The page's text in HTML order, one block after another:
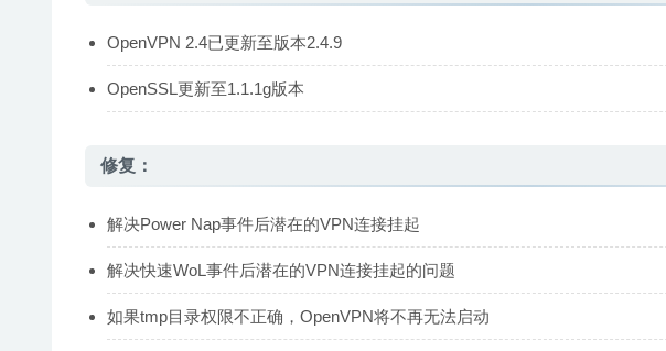
OpenVPN 2.4已更新至版本2.4.9
OpenSSL更新至1.1.1g版本
修复：
解决Power Nap事件后潜在的VPN连接挂起
解决快速WoL事件后潜在的VPN连接挂起的问题
如果tmp目录权限不正确，OpenVPN将不再无法启动